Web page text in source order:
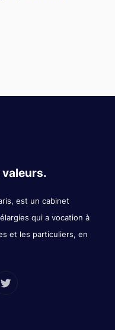
valeurs.
est un cabinet
qui a vocation à
et les particuliers, en